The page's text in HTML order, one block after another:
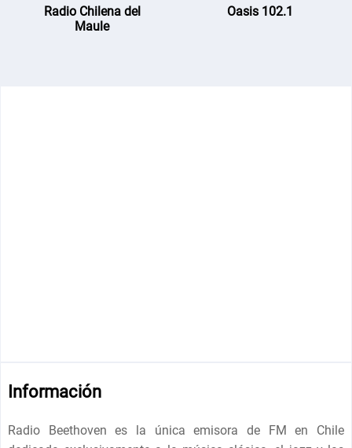
Radio Chilena del
Maule
Oasis 102.1
Información
Radio Beethoven es la única emisora ​​de FM en Chile